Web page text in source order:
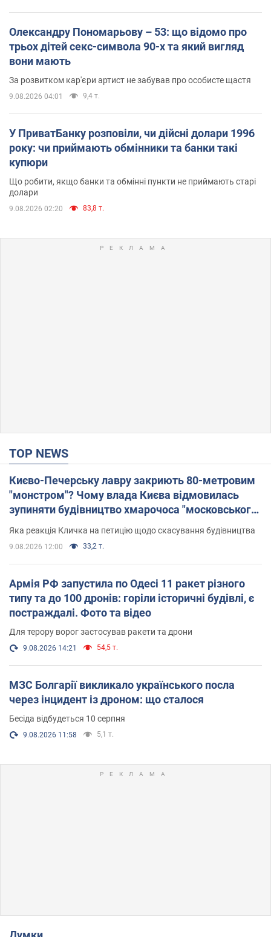
Олександру Пономарьову – 53: що відомо про
трьох дітей секс-символа 90-х та який вигляд
вони мають
За розвитком кар'єри артист не забував про особисте щастя
9.08.2026 04:01 9,4 т.
У ПриватБанку розповіли, чи дійсні долари 1996
року: чи приймають обмінники та банки такі
купюри
Що робити, якщо банки та обмінні пункти не приймають старі
долари
9.08.2026 02:20 83,8 т.
TOP NEWS
Києво-Печерську лавру закриють 80-метровим
"монстром"? Чому влада Києва відмовилась
зупиняти будівництво хмарочоса "московського
вірянина"
Яка реакція Кличка на петицію щодо скасування будівництва
9.08.2026 12:00 33,2 т.
Армія РФ запустила по Одесі 11 ракет різного
типу та до 100 дронів: горіли історичні будівлі, є
постраждалі. Фото та відео
Для терору ворог застосував ракети та дрони
9.08.2026 14:21 54,5 т.
МЗС Болгарії викликало українського посла
через інцидент із дроном: що сталося
Бесіда відбудеться 10 серпня
9.08.2026 11:58 5,1 т.